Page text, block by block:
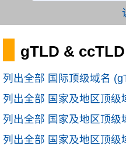
gTLD &
列出全部 国际顶级域名
列出全部 国家及地区顶级
列出全部 国家及地区顶级
列出全部 国家及地区顶级